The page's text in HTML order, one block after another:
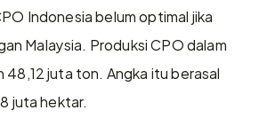
Indonesia belum optimal jika
Malaysia. Produksi CPO dalam
48,12 juta ton. Angka itu berasal
juta hektar.